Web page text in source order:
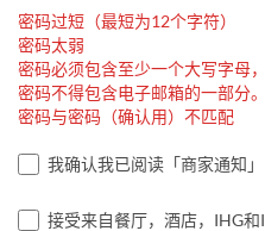
密码过短（最短为12个字符）
密码太弱
密码必须包含至少一个大写字母
密码不得包含电子邮箱的一部分。
密码与密码（确认用）不匹配
我确认我已阅读「商家通知」
接受来自餐厅，酒店，IHG